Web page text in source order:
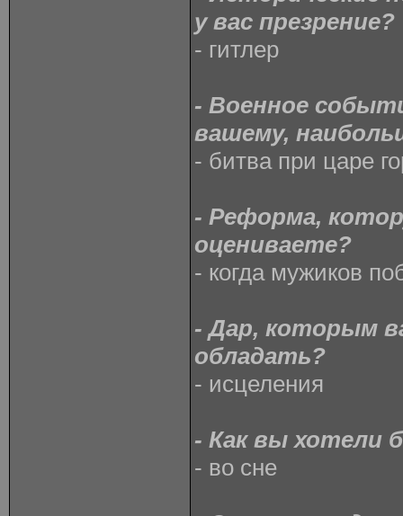
у вас презрение?
- гитлер
- Военное
вашему,
- битва при царе
- Реформа,
оцениваете?
- когда мужиков
- Дар, которым
обладать?
- исцеления
- Как вы хотели
- во сне